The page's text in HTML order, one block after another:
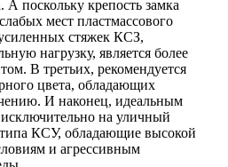
А поскольку крепость замка
мест пластмассового
стяжек КСЗ,
нагрузку, является более
В третьих, рекомендуется
цвета, обладающих
И наконец, идеальным
на уличный
КСУ, обладающие высокой
и агрессивным